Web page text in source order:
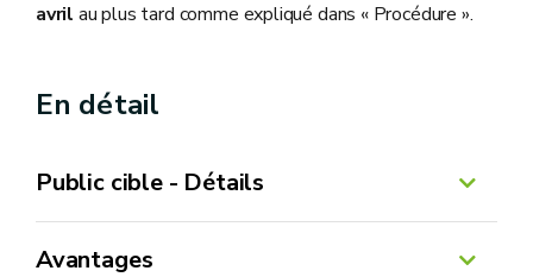
avril au plus tard comme expliqué dans « Procédure ».
En détail
Public cible - Détails
Avantages